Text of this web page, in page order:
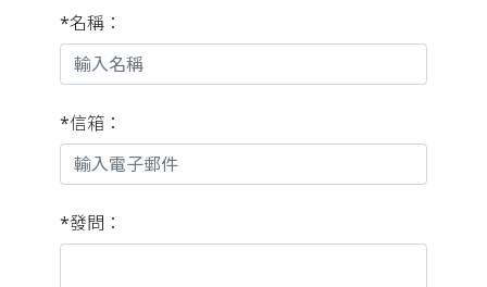
*名稱：
*信箱：
*發問：